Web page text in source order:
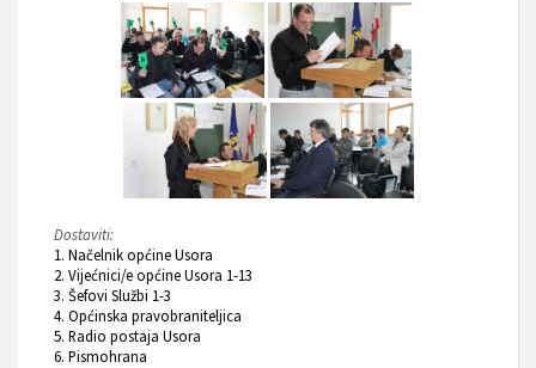
Dostaviti:
1. Načelnik općine Usora
2. Vijećnici/e općine Usora 1-13
3. Šefovi Službi 1-3
4. Općinska pravobraniteljica
5. Radio postaja Usora
6. Pismohrana